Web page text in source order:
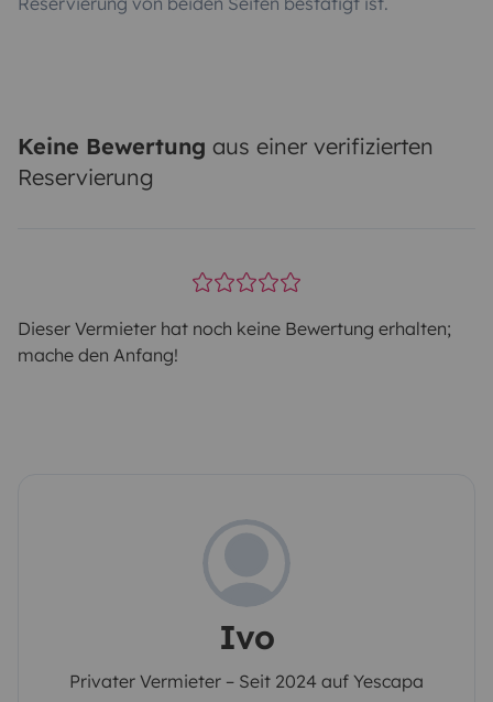
Keine Bewertung aus einer verifizierten
Reservierung
Dieser Vermieter hat noch keine Bewertung erhalten;
mache den Anfang!
Ivo
Privater Vermieter – Seit 2024 auf Yescapa